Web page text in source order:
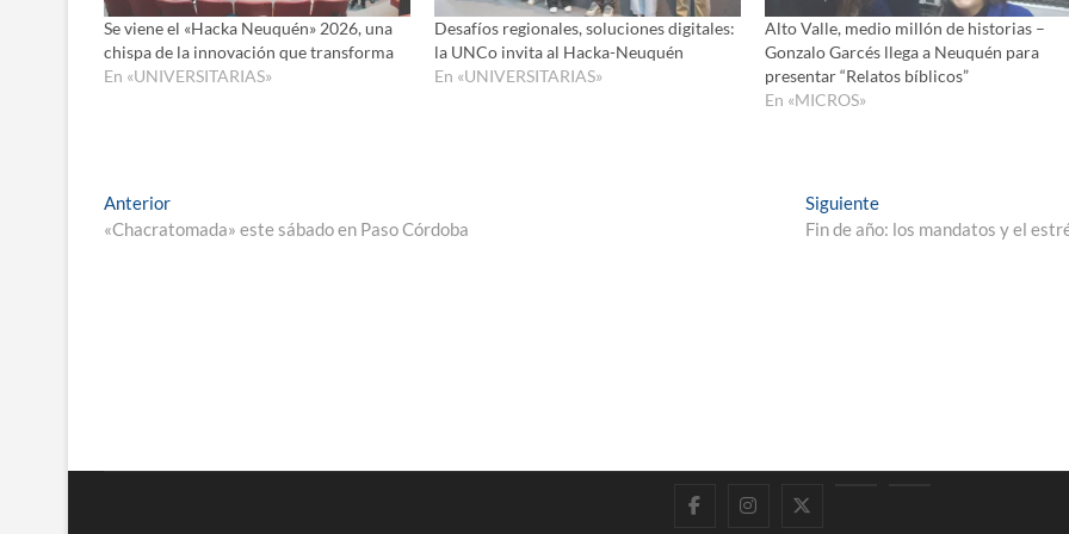
Se viene el «Hacka Neuquén» 2026, una
chispa de la innovación que transforma
En «UNIVERSITARIAS»
Desafíos regionales, soluciones digitales:
la UNCo invita al Hacka-Neuquén
En «UNIVERSITARIAS»
Alto Valle, medio millón de historias –
Gonzalo Garcés llega a Neuquén para
presentar “Relatos bíblicos”
En «MICROS»
Navegación
de
AnteriorEntrada
anterior:
«Chacratomada» este sábado en Paso Córdoba
SiguienteEntrada
siguiente:
Fin de año: los mandatos y el
FacebookInstagram